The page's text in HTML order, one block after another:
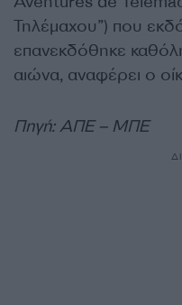
Τηλέμαχου”) που
επανεκδόθηκε
αιώνα, αναφέρει ο
Πηγή: ΑΠΕ – ΜΠΕ